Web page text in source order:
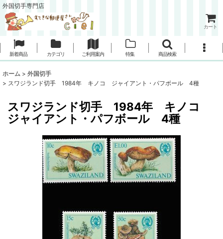
外国切手専門店
カート
新着商品 カテゴリ ご利用案内 特集 商品検索
ホーム > 外国切手
> スワジランド切手 1984年 キノコ ジャイアント・パフボール 4種
スワジランド切手 1984年 キノコ
ジャイアント・パフボール 4種